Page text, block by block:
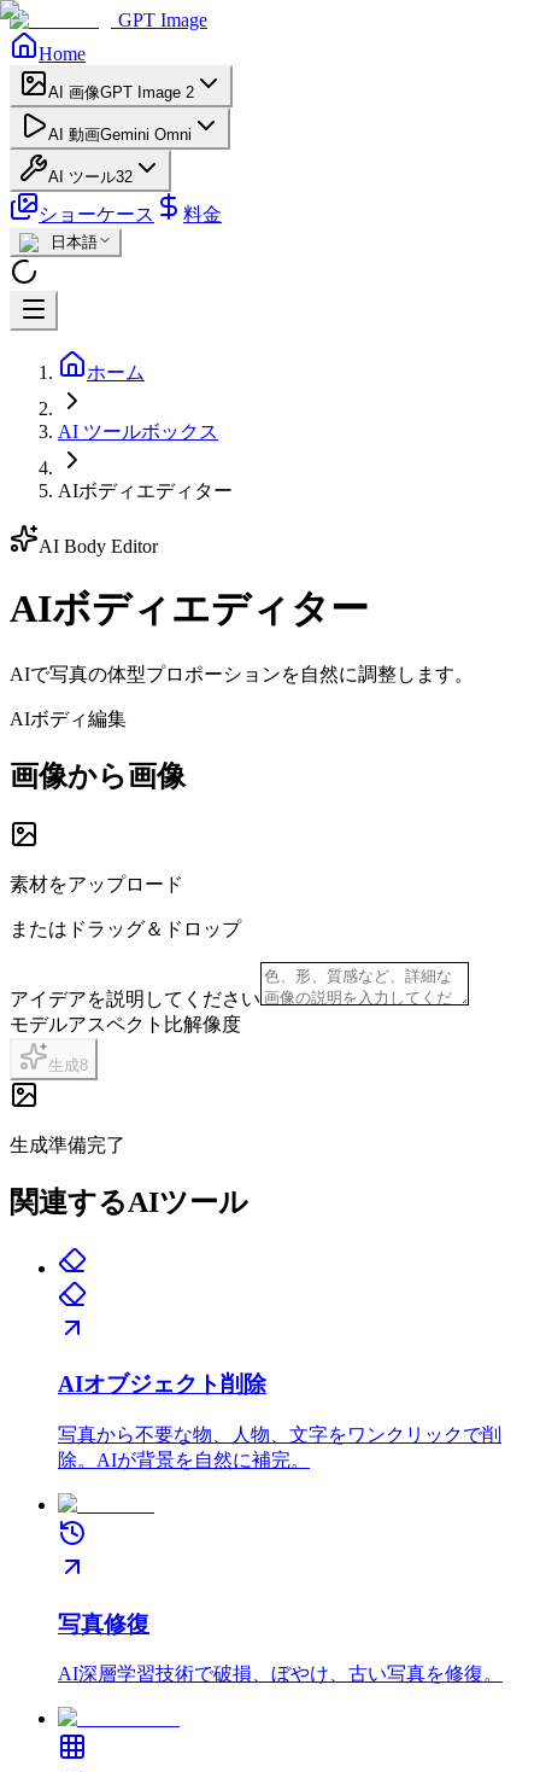
GPT Image
Home
AI 画像GPT Image 2
AI 動画Gemini Omni
AI ツール32
ショーケース 料金
日本語
ホーム
AI ツールボックス
AIボディエディター
AI Body Editor
AIボディエディター
AIで写真の体型プロポーションを自然に調整します。
AIボディ編集
画像から画像
素材をアップロード
またはドラッグ＆ドロップ
アイデアを説明してください
モデルアスペクト比解像度
生成8
生成準備完了
関連するAIツール
AIオブジェクト削除
写真から不要な物、人物、文字をワンクリックで削
除。AIが背景を自然に補完。
写真修復
AI深層学習技術で破損、ぼやけ、古い写真を修復。